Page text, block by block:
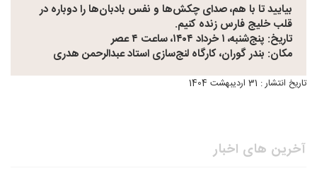
بیایید تا با هم، صدای چکش‌ها و نفس بادبان‌ها را دوباره در
قلب خلیج فارس زنده کنیم.
تاریخ: پنج‌شنبه، ۱ خرداد ۱۴۰۴، ساعت ۴ عصر
مکان: بندر گوران، کارگاه لنج‌سازی استاد عبدالرحمن هدری
تاریخ انتشار : 31 اردیبهشت 1404
آخرین های اخبار